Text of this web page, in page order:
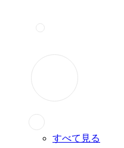
すべて見る